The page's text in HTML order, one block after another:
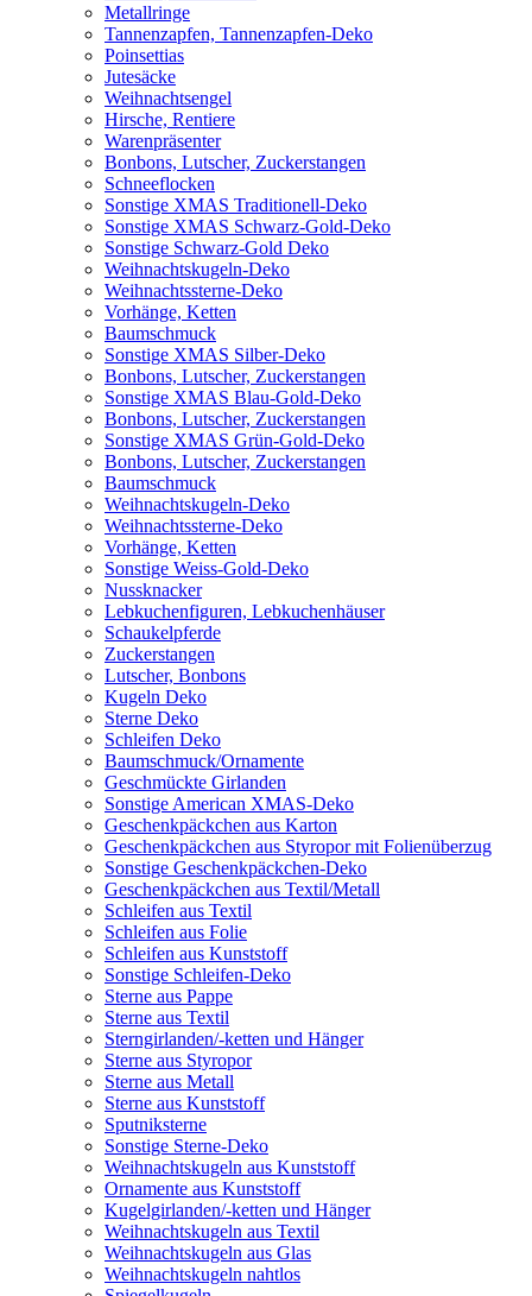
Metallringe
Tannenzapfen, Tannenzapfen-Deko
Poinsettias
Jutesäcke
Weihnachtsengel
Hirsche, Rentiere
Warenpräsenter
Bonbons, Lutscher, Zuckerstangen
Schneeflocken
Sonstige XMAS Traditionell-Deko
Sonstige XMAS Schwarz-Gold-Deko
Sonstige Schwarz-Gold Deko
Weihnachtskugeln-Deko
Weihnachtssterne-Deko
Vorhänge, Ketten
Baumschmuck
Sonstige XMAS Silber-Deko
Bonbons, Lutscher, Zuckerstangen
Sonstige XMAS Blau-Gold-Deko
Bonbons, Lutscher, Zuckerstangen
Sonstige XMAS Grün-Gold-Deko
Bonbons, Lutscher, Zuckerstangen
Baumschmuck
Weihnachtskugeln-Deko
Weihnachtssterne-Deko
Vorhänge, Ketten
Sonstige Weiss-Gold-Deko
Nussknacker
Lebkuchenfiguren, Lebkuchenhäuser
Schaukelpferde
Zuckerstangen
Lutscher, Bonbons
Kugeln Deko
Sterne Deko
Schleifen Deko
Baumschmuck/Ornamente
Geschmückte Girlanden
Sonstige American XMAS-Deko
Geschenkpäckchen aus Karton
Geschenkpäckchen aus Styropor mit Folienüberzug
Sonstige Geschenkpäckchen-Deko
Geschenkpäckchen aus Textil/Metall
Schleifen aus Textil
Schleifen aus Folie
Schleifen aus Kunststoff
Sonstige Schleifen-Deko
Sterne aus Pappe
Sterne aus Textil
Sterngirlanden/-ketten und Hänger
Sterne aus Styropor
Sterne aus Metall
Sterne aus Kunststoff
Sputniksterne
Sonstige Sterne-Deko
Weihnachtskugeln aus Kunststoff
Ornamente aus Kunststoff
Kugelgirlanden/-ketten und Hänger
Weihnachtskugeln aus Textil
Weihnachtskugeln aus Glas
Weihnachtskugeln nahtlos